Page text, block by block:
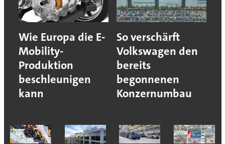
Wie Europa die E-
Mobility-
Produktion
beschleunigen
kann
So verschärft
Volkswagen den
bereits
begonnenen
Konzernumbau